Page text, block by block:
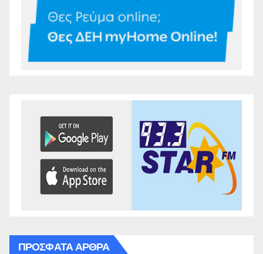
ΠΡΌΣΦΑΤΑ ΆΡΘΡΑ